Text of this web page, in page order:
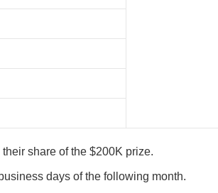
share of the $200K prize.
days of the following month.